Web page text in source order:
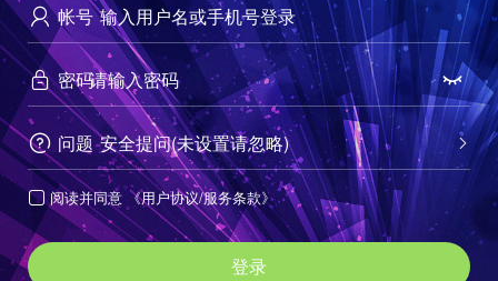
 帐号
 密码 
 问题 
安全提问(未设置请忽略)
 阅读并同意 《用户协议/服务条款》
登录